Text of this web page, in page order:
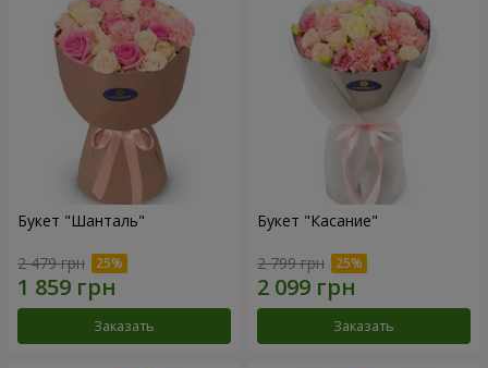
Букет "Шанталь"
2 479 грн
Заказать
Букет "Касание"
2 799 грн
Заказать